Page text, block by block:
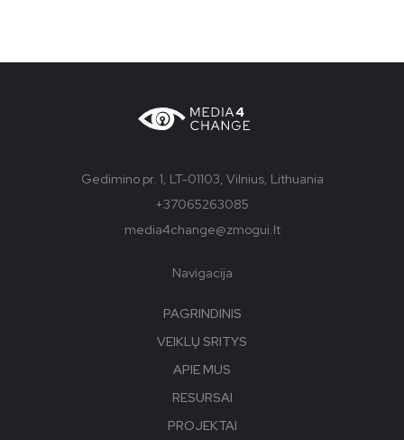
Gedimino pr. 1, LT-01103, Vilnius, Lithuania
+37065263085
media4change@zmogui.lt
Navigacija
PAGRINDINIS
VEIKLŲ SRITYS
APIE MUS
RESURSAI
PROJEKTAI